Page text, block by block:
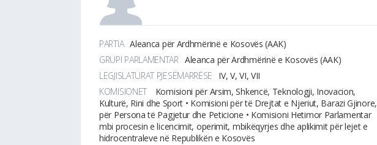
PARTIA Aleanca për Ardhmërinë e Kosovës (AAK)
GRUPI PARLAMENTAR Aleanca për Ardhmërinë e Kosovës (AAK)
LEGJISLATURAT PJESËMARRËSE
IV, V, VI, VII
KOMISIONET
Komisioni për Arsim, Shkencë, Teknologji, Inovacion,
Kulturë, Rini dhe Sport • Komisioni për të Drejtat e Njeriut, Barazi Gjinore,
për Persona të Pagjetur dhe Peticione • Komisioni Hetimor Parlamentar
mbi procesin e licencimit, operimit, mbikëqyrjes dhe aplikimit për lejet e
hidrocentraleve në Republikën e Kosovës